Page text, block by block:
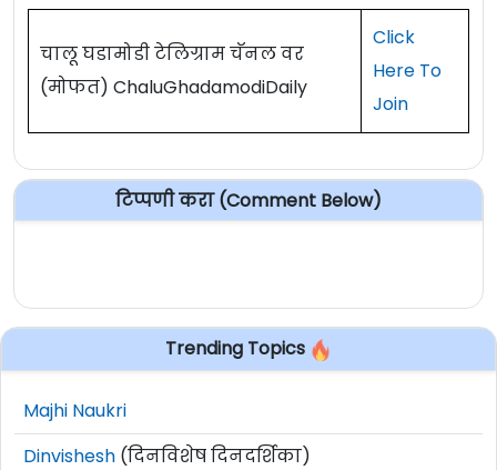
चालू घडामोडी टेलिग्राम चॅनल वर
(मोफत) ChaluGhadamodiDaily
Click
Here To
Join
टिप्पणी करा (Comment Below)
Trending Topics
Majhi Naukri
Dinvishesh (दिनविशेष दिनदर्शिका)